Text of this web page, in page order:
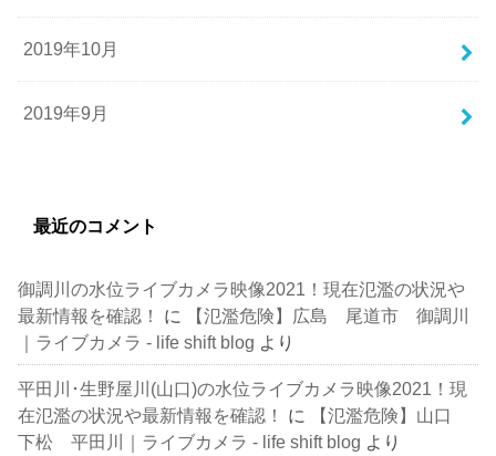
2019年10月
2019年9月
最近のコメント
御調川の水位ライブカメラ映像2021！現在氾濫の状況や
最新情報を確認！
に
【氾濫危険】広島 尾道市 御調川
｜ライブカメラ - life shift blog より
平田川･生野屋川(山口)の水位ライブカメラ映像2021！現
在氾濫の状況や最新情報を確認！
に
【氾濫危険】山口
下松 平田川｜ライブカメラ - life shift blog より